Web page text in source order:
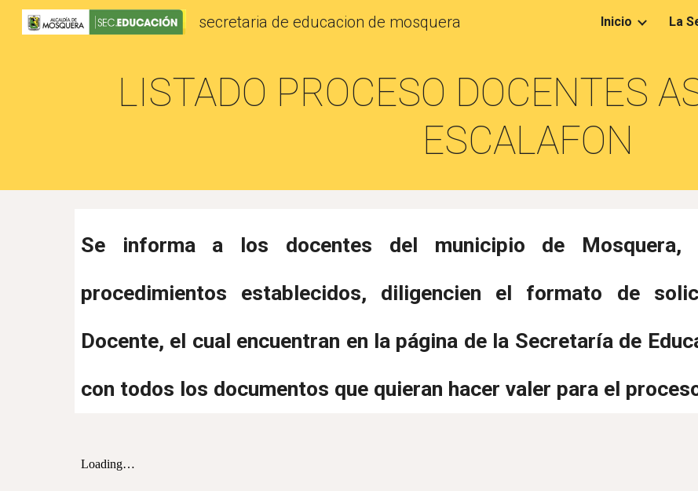
Skip to main content Skip to
secretaria de educacion de mosquera Inicio La
LISTADO PROCESO DOCENTES
ESCALAFON
Se informa a los docentes del municipio de
procedimientos establecidos, diligencien el formato de
Docente, el cual encuentran en la página de la Secretaría de
con todos los documentos que quieran hacer valer para el